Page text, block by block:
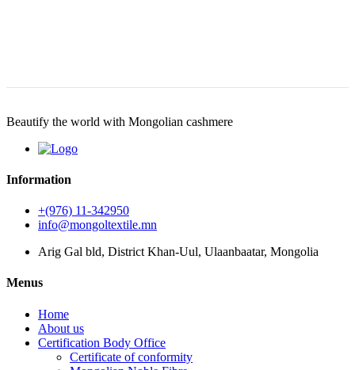
Beautify the world with Mongolian cashmere
Information
+(976) 11-342950
info@mongoltextile.mn
Arig Gal bld, District Khan-Uul, Ulaanbaatar, Mongolia
Menus
Home
About us
Certification Body Office
Certificate of conformity